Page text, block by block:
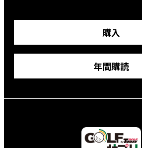
購入
年間購読